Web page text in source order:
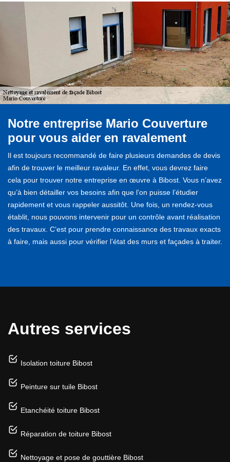
Notre entreprise Mario Couverture
pour vous aider en ravalement
Il est toujours recommandé de faire plusieurs demandes de devis
afin de trouver le meilleur ravaleur. En effet, vous devrez faire
cela pour trouver notre entreprise en œuvre à Bibost. Vous n’avez
qu’à bien détailler vos besoins afin que l’on puisse l’étudier
rapidement et vous rappeler aussitôt. Une fois, un rendez-vous
établit, nous pouvons intervenir pour un contrôle avant réalisation
des travaux. C’est pour prendre connaissance des travaux exacts
à faire, mais aussi pour vérifier l’état des murs et façades à traiter.
Autres services
Isolation toiture Bibost
Peinture sur tuile Bibost
Etanchéité toiture Bibost
Réparation de toiture Bibost
Nettoyage et pose de gouttière Bibost